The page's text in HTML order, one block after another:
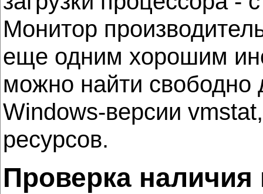
Монитор
еще одним хорошим
можно найти свободно
Windows-версии
ресурсов.
Проверка